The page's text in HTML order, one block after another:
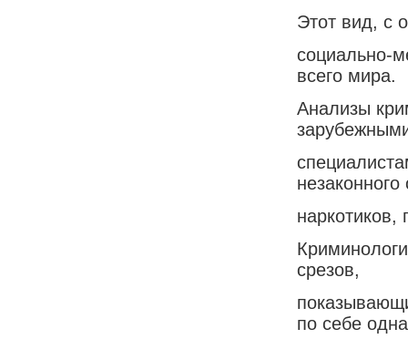
Этот вид, с
социально-
всего мира.
Анализы
незаконного
наркотиков,
срезов,
по себе одна